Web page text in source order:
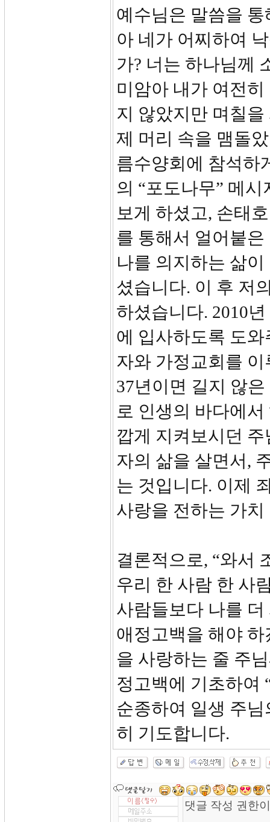
예수님은 말씀을
아 네가 어찌하여
가? 너는 하나님께
미암아 내가 여전
지 않았지만 며칠
제 머리 속을 맴돌
름수양회에 참석하
의 “포도나무” 메
보게 하셨고, 손태
를 통해서 얼어붙
나를 의지하는 삶
셨습니다. 이 후 저
하셨습니다. 2010
에 입사하도록 도
자와 가정교회를
37년이면 길지 않
로 인생의 바다에
깝게 지켜보시던
자의 삶을 살면서,
는 것입니다. 이제
사랑을 전하는 가
결론적으로, “와서
우리 한 사람 한 사
사람들보다 나를
애정고백을 해야
을 사랑하는 줄 주
정고백에 기초하여
순종하여 일생 주
히 기도합니다.